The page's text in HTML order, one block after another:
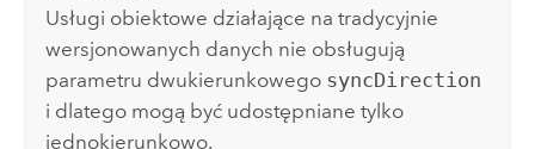
Usługi obiektowe działające na tradycyjnie
wersjonowanych danych nie obsługują
parametru dwukierunkowego syncDirection
i dlatego mogą być udostępniane tylko
jednokierunkowo.